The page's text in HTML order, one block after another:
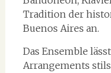
Tradition der
Buenos Aires an.
Das Ensemble
Arrangements